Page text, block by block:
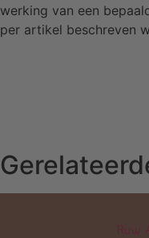
werking van een
per artikel beschreven
Ruw